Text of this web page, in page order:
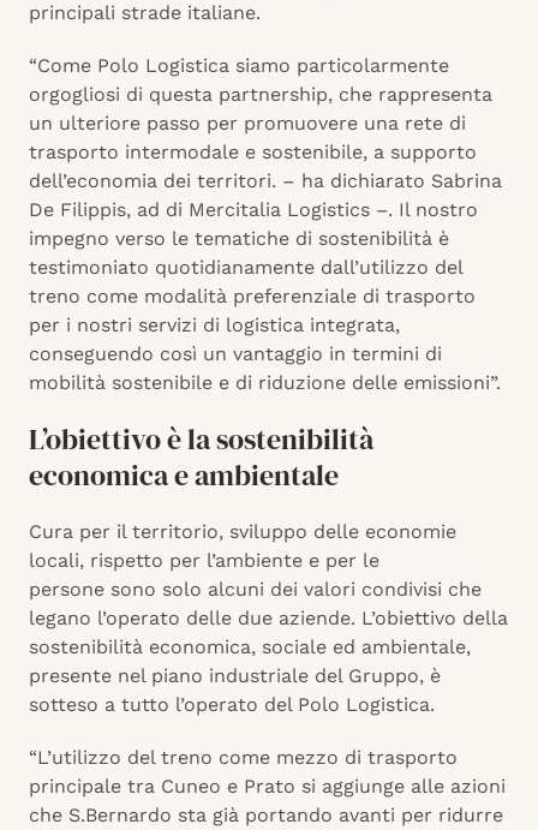
principali strade italiane.
“Come Polo Logistica siamo particolarmente
orgogliosi di questa partnership, che rappresenta
un ulteriore passo per promuovere una rete di
trasporto intermodale e sostenibile, a supporto
dell’economia dei territori. – ha dichiarato Sabrina
De Filippis, ad di Mercitalia Logistics –. Il nostro
impegno verso le tematiche di sostenibilità è
testimoniato quotidianamente dall’utilizzo del
treno come modalità preferenziale di trasporto
per i nostri servizi di logistica integrata,
conseguendo così un vantaggio in termini di
mobilità sostenibile e di riduzione delle emissioni”.
L’obiettivo è la sostenibilità
economica e ambientale
Cura per il territorio, sviluppo delle economie
locali, rispetto per l’ambiente e per le
persone sono solo alcuni dei valori condivisi che
legano l’operato delle due aziende. L’obiettivo della
sostenibilità economica, sociale ed ambientale,
presente nel piano industriale del Gruppo, è
sotteso a tutto l’operato del Polo Logistica.
“L’utilizzo del treno come mezzo di trasporto
principale tra Cuneo e Prato si aggiunge alle azioni
che S.Bernardo sta già portando avanti per ridurre